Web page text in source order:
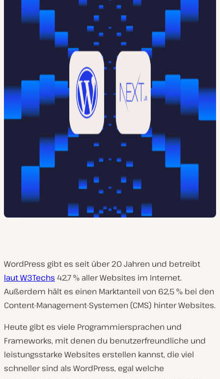
WordPress gibt es seit über 20 Jahren und betreibt
laut W3Techs 42,7 % aller Websites im Internet.
Außerdem hält es einen Marktanteil von 62,5 % bei den
Content-Management-Systemen (CMS) hinter Websites.
Heute gibt es viele Programmiersprachen und
Frameworks, mit denen du benutzerfreundliche und
leistungsstarke Websites erstellen kannst, die viel
schneller sind als WordPress, egal welche